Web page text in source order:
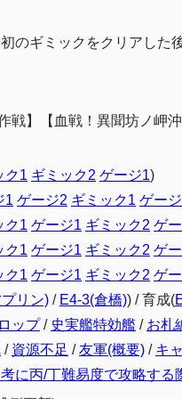
のギミックをクリアした
戦】【血戦！異聞坊ノ岬
ク1 ギミック2 ゲージ1)
1 ゲージ2 ギミック1 ゲー
ク1 ゲージ1 ギミック2 ゲ
ク1 ゲージ1 ギミック2 ゲ
ク1 ゲージ1 ギミック2 ゲ
リン) / E4-3(倉橋)) / 育成(
ップ/ 史実艦特効艦 / お札
/ 資源不足 /友軍(概要) / キ
に丙/丁難易度で攻略する